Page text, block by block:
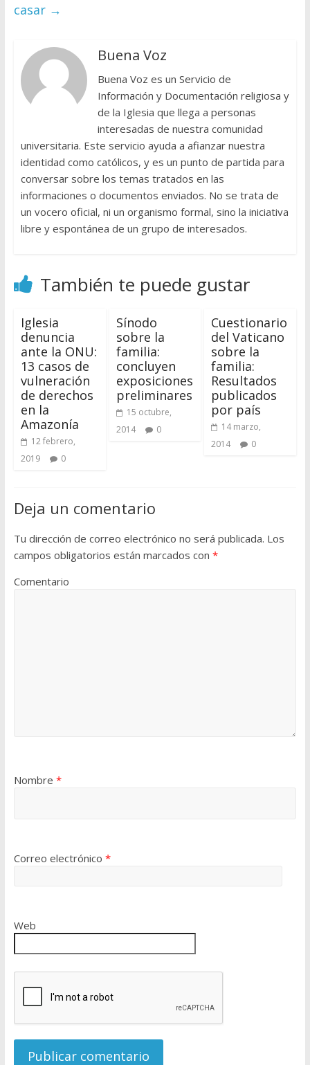
casar →
Buena Voz
Buena Voz es un Servicio de
Información y Documentación religiosa y
de la Iglesia que llega a personas
interesadas de nuestra comunidad
universitaria. Este servicio ayuda a afianzar nuestra
identidad como católicos, y es un punto de partida para
conversar sobre los temas tratados en las
informaciones o documentos enviados. No se trata de
un vocero oficial, ni un organismo formal, sino la iniciativa
libre y espontánea de un grupo de interesados.
También te puede gustar
Iglesia
denuncia
ante la ONU:
13 casos de
vulneración
de derechos
en la
Amazonía
12 febrero,
2019
0
Sínodo
sobre la
familia:
concluyen
exposiciones
preliminares
15 octubre,
2014
0
Cuestionario
del Vaticano
sobre la
familia:
Resultados
publicados
por país
14 marzo,
2014
0
Deja un comentario
Tu dirección de correo electrónico no será publicada. Los
campos obligatorios están marcados con *
Comentario
Nombre *
Correo electrónico *
Web